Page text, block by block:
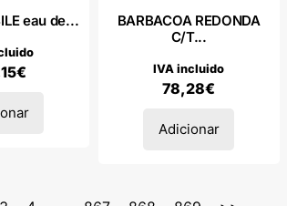
eau de...
€
BARBACOA REDONDA
C/T...
78,28€
IVA incluido
Adicionar